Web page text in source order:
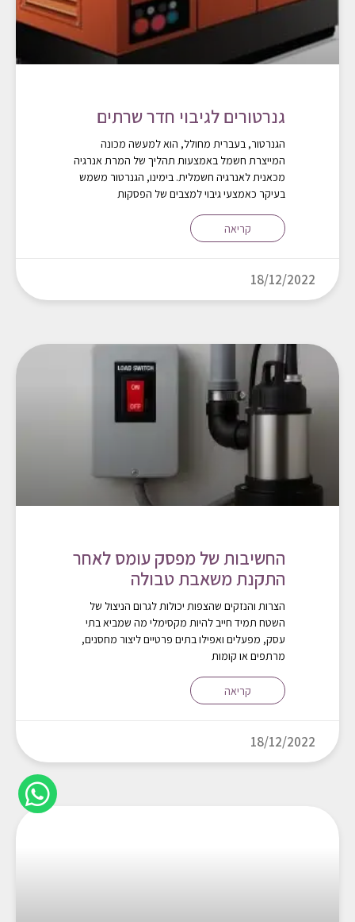
גנרטורים לגיבוי חדר שרתים
הגנרטור, בעברית מחולל, הוא למעשה מכונה
המייצרת חשמל באמצעות תהליך של המרת אנרגיה
מכאנית לאנרגיה חשמלית. בימינו, הגנרטור משמש
בעיקר כאמצעי גיבוי למצבים של הפסקות
קריאה
18/12/2022
החשיבות של מפסק עומס לאחר
התקנת משאבת טבולה
הצרות והנזקים שהצפות יכולות לגרום הניצול של
השטח תמיד חייב להיות מקסימלי מה שמביא בתי
עסק, מפעלים ואפילו בתים פרטיים ליצור מחסנים,
מרתפים או קומות
קריאה
18/12/2022